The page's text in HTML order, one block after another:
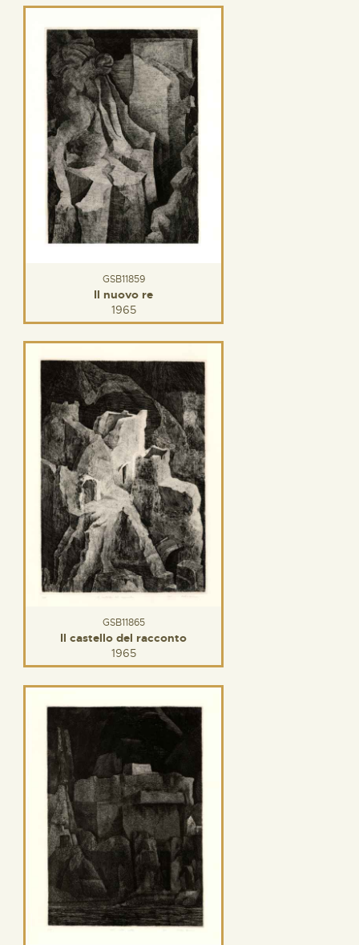
GSB11859
Il nuovo re
1965
GSB11865
Il castello del racconto
1965